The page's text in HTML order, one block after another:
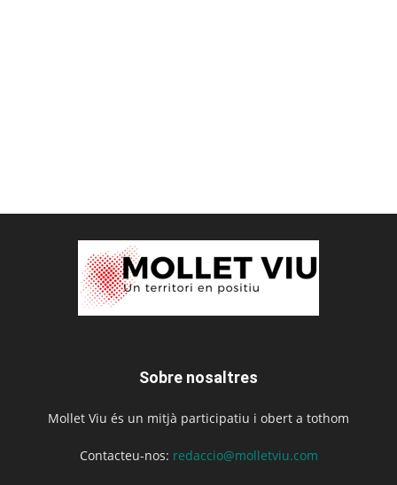
Sobre nosaltres
Mollet Viu és un mitjà participatiu i obert a tothom
Contacteu-nos: redaccio@molletviu.com